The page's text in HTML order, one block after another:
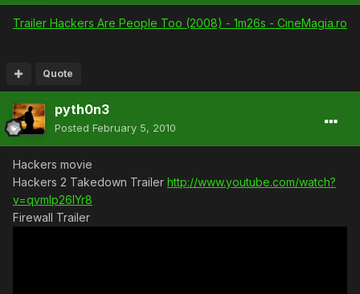
Trailer Hackers Are People Too (2008) - 1m26s - CineMagia.ro
Quote
pyth0n3
Posted February 5, 2010
Hackers movie
Hackers 2 Takedown Trailer http://www.youtube.com/watch?
v=qvmlp26IYr8
Firewall Trailer